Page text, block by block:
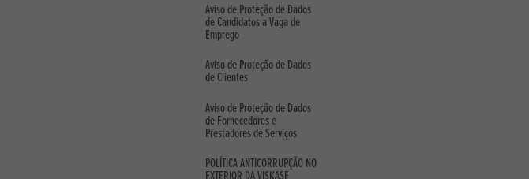
Aviso de Proteção de Dados
de Candidatos a Vaga de
Emprego
Aviso de Proteção de Dados
de Clientes
Aviso de Proteção de Dados
de Fornecedores e
Prestadores de Serviços
POLÍTICA ANTICORRUPÇÃO NO